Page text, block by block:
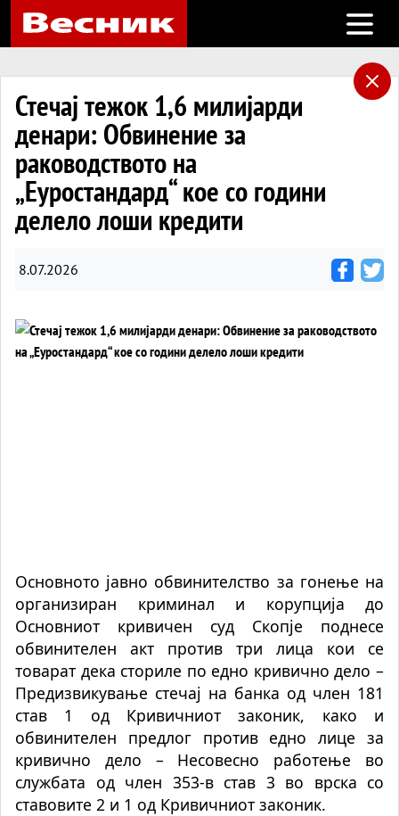
Open
Стечај тежок 1,6 милијарди
денари: Обвинение за
раководството на
„Еуростандард“ кое со години
делело лоши кредити
8.07.2026
Основното јавно обвинителство за гонење на
организиран криминал и корупција до
Основниот кривичен суд Скопје поднесе
обвинителен акт против три лица кои се
товарат дека сториле по едно кривично дело –
Предизвикување стечај на банка од член 181
став 1 од Кривичниот законик, како и
обвинителен предлог против едно лице за
кривично дело – Несовесно работење во
службата од член 353-в став 3 во врска со
ставовите 2 и 1 од Кривичниот законик.